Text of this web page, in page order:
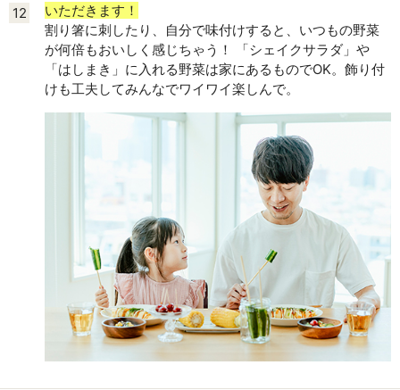
12
いただきます！
割り箸に刺したり、自分で味付けすると、いつもの野菜
が何倍もおいしく感じちゃう！ 「シェイクサラダ」や
「はしまき」に入れる野菜は家にあるものでOK。飾り付
けも工夫してみんなでワイワイ楽しんで。